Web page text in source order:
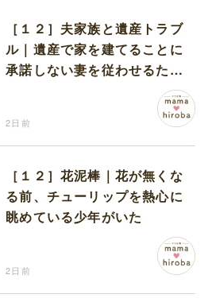
［１２］夫家族と遺産トラブ
ル｜遺産で家を建てることに
承諾しない妻を従わせるため
に夫が取り出したのは離婚届
2日前
［１２］花泥棒｜花が無くな
る前、チューリップを熱心に
眺めている少年がいた
2日前